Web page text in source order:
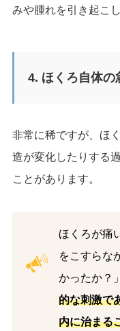
みや腫れを引き起こし
4. ほくろ自体の
非常に稀ですが、ほ
造が変化したりする
ことがあります。
ほくろが痛
をこすらな
かったか？
的な刺激で
内に治まる